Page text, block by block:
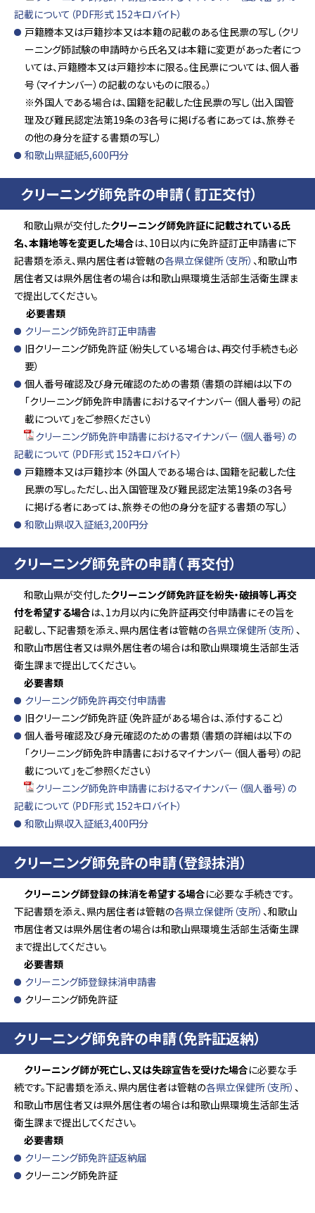
記載について（PDF形式 152キロバイト）
戸籍謄本又は戸籍抄本又は本籍の記載のある住民票の写し（クリ
ーニング師試験の申請時から氏名又は本籍に変更があった者につ
いては、戸籍謄本又は戸籍抄本に限る。住民票については、個人番
号（マイナンバー）の記載のないものに限る。）
※外国人である場合は、国籍を記載した住民票の写し（出入国管
理及び難民認定法第19条の3各号に掲げる者にあっては、旅券そ
の他の身分を証する書類の写し）
和歌山県証紙5,600円分
クリーニング師免許の申請（ 訂正交付）
和歌山県が交付したクリーニング師免許証に記載されている氏
名、本籍地等を変更した場合は、10日以内に免許証訂正申請書に下
記書類を添え、県内居住者は管轄の各県立保健所（支所） 、和歌山市
居住者又は県外居住者の場合は和歌山県環境生活部生活衛生課ま
で提出してください。
必要書類
クリーニング師免許訂正申請書
旧クリーニング師免許証（紛失している場合は、再交付手続きも必
要）
個人番号確認及び身元確認のための書類（書類の詳細は以下の
「クリーニング師免許申請書におけるマイナンバー（個人番号）の記
載について」をご参照ください）
クリーニング師免許申請書におけるマイナンバー（個人番号）の
記載について（PDF形式 152キロバイト）
戸籍謄本又は戸籍抄本（外国人である場合は、国籍を記載した住
民票の写し。ただし、出入国管理及び難民認定法第19条の3各号
に掲げる者にあっては、旅券その他の身分を証する書類の写し）
和歌山県収入証紙3,200円分
クリーニング師免許の申請（ 再交付）
和歌山県が交付したクリーニング師免許証を紛失・破損等し再交
付を希望する場合は、1カ月以内に免許証再交付申請書にその旨を
記載し、下記書類を添え、県内居住者は管轄の各県立保健所（支所） 、
和歌山市居住者又は県外居住者の場合は和歌山県環境生活部生活
衛生課まで提出してください。
必要書類
クリーニング師免許再交付申請書
旧クリーニング師免許証（免許証がある場合は、添付すること）
個人番号確認及び身元確認のための書類（書類の詳細は以下の
「クリーニング師免許申請書におけるマイナンバー（個人番号）の記
載について」をご参照ください）
クリーニング師免許申請書におけるマイナンバー（個人番号）の
記載について（PDF形式 152キロバイト）
和歌山県収入証紙3,400円分
クリーニング師免許の申請（登録抹消）
クリーニング師登録の抹消を希望する場合に必要な手続きです。
下記書類を添え、県内居住者は管轄の各県立保健所（支所） 、和歌山
市居住者又は県外居住者の場合は和歌山県環境生活部生活衛生課
まで提出してください。
必要書類
クリーニング師登録抹消申請書
クリーニング師免許証
クリーニング師免許の申請（免許証返納）
クリーニング師が死亡し、又は失踪宣告を受けた場合に必要な手
続です。下記書類を添え、県内居住者は管轄の各県立保健所（支所） 、
和歌山市居住者又は県外居住者の場合は和歌山県環境生活部生活
衛生課まで提出してください。
必要書類
クリーニング師免許証返納届
クリーニング師免許証